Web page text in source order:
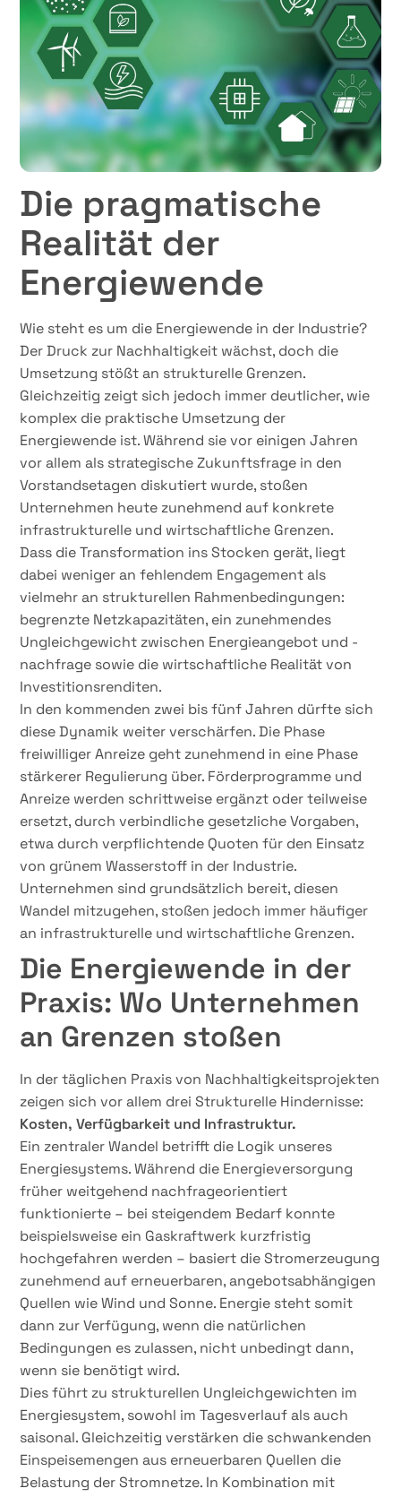
Die pragmatische
Realität der
Energiewende
Wie steht es um die Energiewende in der Industrie?
Der Druck zur Nachhaltigkeit wächst, doch die
Umsetzung stößt an strukturelle Grenzen.
Gleichzeitig zeigt sich jedoch immer deutlicher, wie
komplex die praktische Umsetzung der
Energiewende ist. Während sie vor einigen Jahren
vor allem als strategische Zukunftsfrage in den
Vorstandsetagen diskutiert wurde, stoßen
Unternehmen heute zunehmend auf konkrete
infrastrukturelle und wirtschaftliche Grenzen.
Dass die Transformation ins Stocken gerät, liegt
dabei weniger an fehlendem Engagement als
vielmehr an strukturellen Rahmenbedingungen:
begrenzte Netzkapazitäten, ein zunehmendes
Ungleichgewicht zwischen Energieangebot und -
nachfrage sowie die wirtschaftliche Realität von
Investitionsrenditen.
In den kommenden zwei bis fünf Jahren dürfte sich
diese Dynamik weiter verschärfen. Die Phase
freiwilliger Anreize geht zunehmend in eine Phase
stärkerer Regulierung über. Förderprogramme und
Anreize werden schrittweise ergänzt oder teilweise
ersetzt, durch verbindliche gesetzliche Vorgaben,
etwa durch verpflichtende Quoten für den Einsatz
von grünem Wasserstoff in der Industrie.
Unternehmen sind grundsätzlich bereit, diesen
Wandel mitzugehen, stoßen jedoch immer häufiger
an infrastrukturelle und wirtschaftliche Grenzen.
Die Energiewende in der
Praxis: Wo Unternehmen
an Grenzen stoßen
In der täglichen Praxis von Nachhaltigkeitsprojekten
zeigen sich vor allem drei Strukturelle Hindernisse:
Kosten, Verfügbarkeit und Infrastruktur.
Ein zentraler Wandel betrifft die Logik unseres
Energiesystems. Während die Energieversorgung
früher weitgehend nachfrageorientiert
funktionierte – bei steigendem Bedarf konnte
beispielsweise ein Gaskraftwerk kurzfristig
hochgefahren werden – basiert die Stromerzeugung
zunehmend auf erneuerbaren, angebotsabhängigen
Quellen wie Wind und Sonne. Energie steht somit
dann zur Verfügung, wenn die natürlichen
Bedingungen es zulassen, nicht unbedingt dann,
wenn sie benötigt wird.
Dies führt zu strukturellen Ungleichgewichten im
Energiesystem, sowohl im Tagesverlauf als auch
saisonal. Gleichzeitig verstärken die schwankenden
Einspeisemengen aus erneuerbaren Quellen die
Belastung der Stromnetze. In Kombination mit